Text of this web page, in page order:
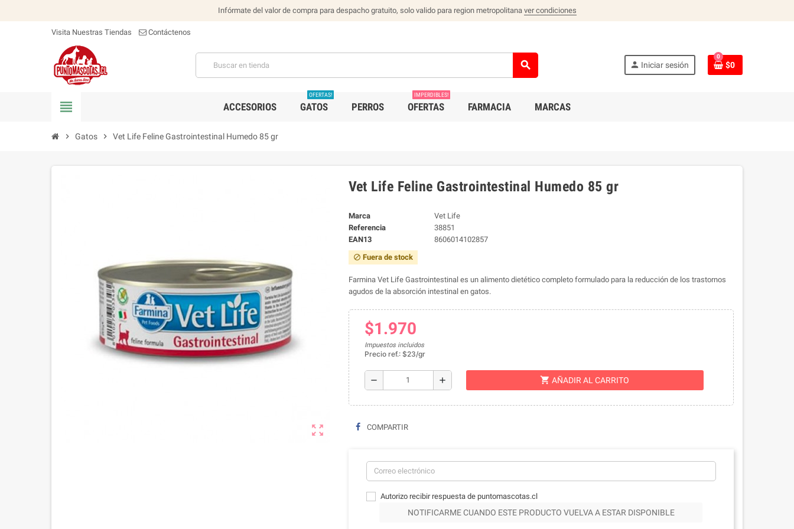
Infórmate del valor de compra para despacho gratuito, solo valido para region metropolitana ver condiciones
Visita Nuestras Tiendas Contáctenos
search person Iniciar sesión
0
$0
view_headline ACCESORIOS GATOS
OFERTAS!
PERROS OFERTAS
IMPERDIBLES!
FARMACIA MARCAS
chevron_right Gatos chevron_right Vet Life Feline Gastrointestinal Humedo 85 gr
zoom_out_map
Vet Life Feline Gastrointestinal Humedo 85 gr
Marca
Vet Life
Referencia
38851
EAN13
8606014102857
block Fuera de stock
Farmina Vet Life Gastrointestinal es un alimento dietético completo formulado para la reducción de los trastornos
agudos de la absorción intestinal en gatos.
$1.970
Impuestos incluidos
Precio ref.: $23/gr
remove add shopping_cart AÑADIR AL CARRITO
COMPARTIR
Autorizo recibir respuesta de puntomascotas.cl
NOTIFICARME CUANDO ESTE PRODUCTO VUELVA A ESTAR DISPONIBLE